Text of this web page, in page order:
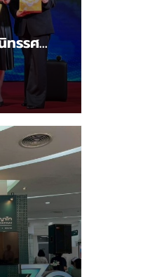
เก็บภาพบรรยากาศจากงานนิทรรศการให้ความรู้เรื่องโรคหลอดเลือดสมอง จังหวัดระยอง